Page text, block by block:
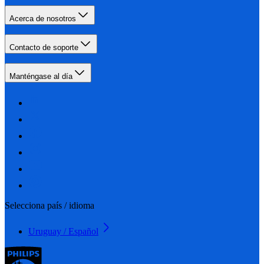
Acerca de nosotros
Contacto de soporte
Manténgase al día
Selecciona país / idioma
Uruguay / Español